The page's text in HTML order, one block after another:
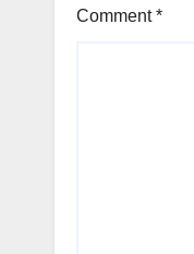
Comment*